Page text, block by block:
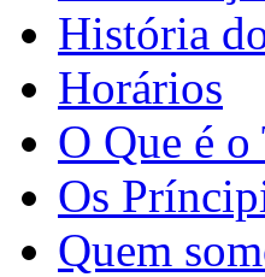
História
Horários
O Que é
Os
Quem